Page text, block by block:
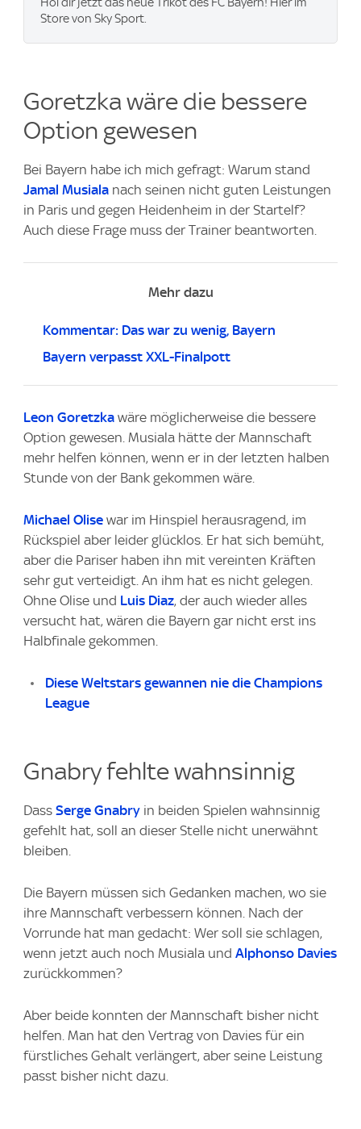
Store von Sky Sport.
Goretzka wäre die bessere
Option gewesen
Bei Bayern habe ich mich gefragt: Warum stand
Jamal Musiala nach seinen nicht guten Leistungen
in Paris und gegen Heidenheim in der Startelf?
Auch diese Frage muss der Trainer beantworten.
Mehr dazu
Kommentar: Das war zu wenig, Bayern
Bayern verpasst XXL-Finalpott
Leon Goretzka wäre möglicherweise die bessere
Option gewesen. Musiala hätte der Mannschaft
mehr helfen können, wenn er in der letzten halben
Stunde von der Bank gekommen wäre.
Michael Olise war im Hinspiel herausragend, im
Rückspiel aber leider glücklos. Er hat sich bemüht,
aber die Pariser haben ihn mit vereinten Kräften
sehr gut verteidigt. An ihm hat es nicht gelegen.
Ohne Olise und Luis Diaz, der auch wieder alles
versucht hat, wären die Bayern gar nicht erst ins
Halbfinale gekommen.
Diese Weltstars gewannen nie die Champions
League
Gnabry fehlte wahnsinnig
Dass Serge Gnabry in beiden Spielen wahnsinnig
gefehlt hat, soll an dieser Stelle nicht unerwähnt
bleiben.
Die Bayern müssen sich Gedanken machen, wo sie
ihre Mannschaft verbessern können. Nach der
Vorrunde hat man gedacht: Wer soll sie schlagen,
wenn jetzt auch noch Musiala und Alphonso Davies
zurückkommen?
Aber beide konnten der Mannschaft bisher nicht
helfen. Man hat den Vertrag von Davies für ein
fürstliches Gehalt verlängert, aber seine Leistung
passt bisher nicht dazu.